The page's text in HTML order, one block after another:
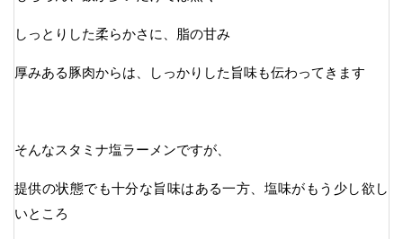
しっとりした柔らかさに、脂の甘み
厚みある豚肉からは、しっかりした旨味も伝わってきます
そんなスタミナ塩ラーメンですが、
提供の状態でも十分な旨味はある一方、塩味がもう少し欲し
いところ